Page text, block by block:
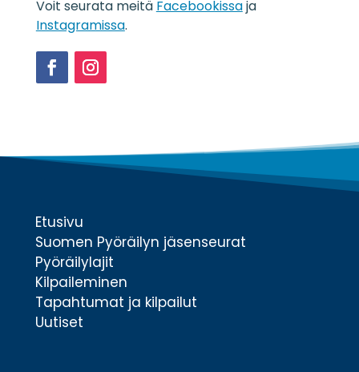
*
Voit seurata meitä Facebookissaja
Instagramissa.
Etusivu
Suomen Pyöräilyn jäsenseurat
Pyöräilylajit
Kilpaileminen
Tapahtumat ja kilpailut
Uutiset